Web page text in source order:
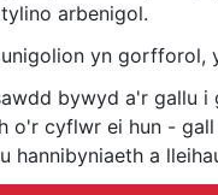
arbenigol.
yn gorfforol,
bywyd a'r gallu
o'r cyflwr ei hun -
hannibyniaeth a